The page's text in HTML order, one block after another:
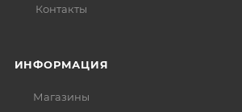
Контакты
ИНФОРМАЦИЯ
Магазины